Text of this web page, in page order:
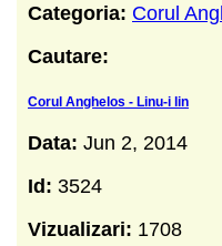
Categoria: Corul
Cautare:
Corul Anghelos - Linu-i lin
Data: Jun 2, 2014
Id: 3524
Vizualizari: 1708